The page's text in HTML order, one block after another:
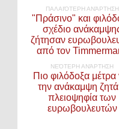
ΠΑΛΑΙΌΤΕΡΗ ΑΝΆΡΤΗΣΗ
"Πράσινο" και
σχέδιο
ζήτησαν
από τον
ΝΕΌΤΕΡΗ ΑΝΆΡΤΗΣΗ
Πιο φιλόδοξα μέτρα
την ανάκαμψη
πλειοψηφία των
ευρωβουλευτών